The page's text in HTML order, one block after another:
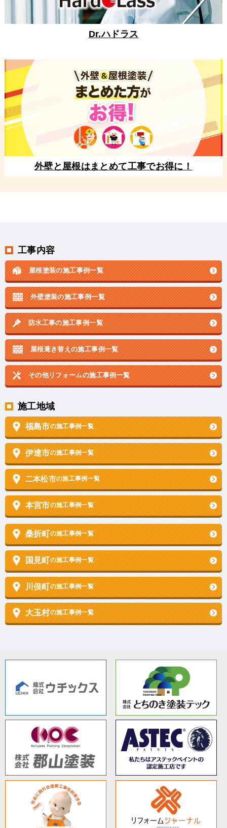
Dr.ハドラス
外壁と屋根はまとめて工事でお得に！
工事内容
屋根塗装の施工事例一覧
外壁塗装の施工事例一覧
防水工事の施工事例一覧
屋根葺き替えの施工事例一覧
その他リフォームの施工事例一覧
施工地域
福島市の施工事例一覧
伊達市の施工事例一覧
二本松市の施工事例一覧
本宮市の施工事例一覧
桑折町の施工事例一覧
国見町の施工事例一覧
川俣町の施工事例一覧
大玉村の施工事例一覧